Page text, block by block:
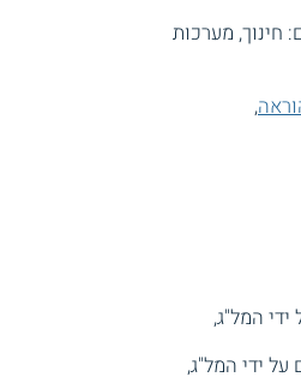
חינוך, מערכות
,
המל"ג,
על ידי המל"ג,